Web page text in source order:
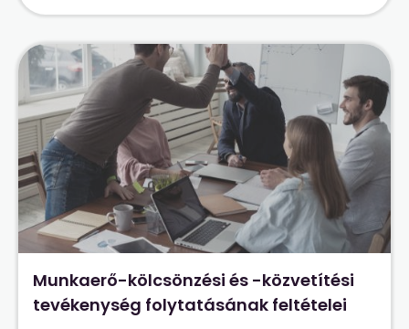
Munkaerő-kölcsönzési és -közvetítési
tevékenység folytatásának feltételei